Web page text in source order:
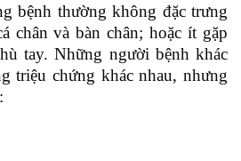
bệnh thường không đặc trưng
chân và bàn chân; hoặc ít gặp
tay. Những người bệnh khác
triệu chứng khác nhau, nhưng